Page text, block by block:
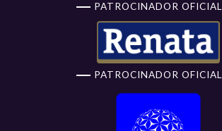
PATROCINADOR OFICIAL
PATROCINADOR OFICIAL